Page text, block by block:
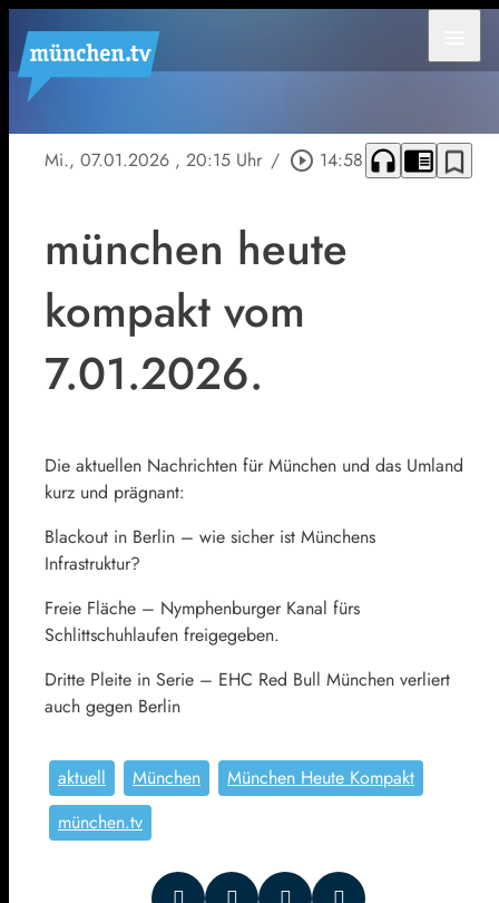
Mi., 07.01.2026 , 20:15 Uhr / play_circle_outline 14:58 headphones chrome_reader_mode bookmark_border
münchen heute
kompakt vom
7.01.2026.
Die aktuellen Nachrichten für München und das Umland
kurz und prägnant:
Blackout in Berlin – wie sicher ist Münchens
Infrastruktur?
Freie Fläche – Nymphenburger Kanal fürs
Schlittschuhlaufen freigegeben.
Dritte Pleite in Serie – EHC Red Bull München verliert
auch gegen Berlin
aktuell München
München Heute Kompakt
münchen.tv